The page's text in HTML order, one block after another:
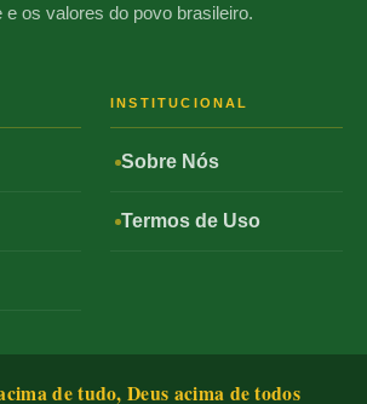
e os valores do povo brasileiro.
INSTITUCIONAL
Sobre Nós
Termos de Uso
de tudo, Deus acima de todos